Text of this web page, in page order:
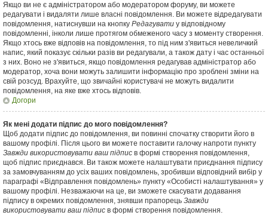
Якщо ви не є адміністратором або модератором форуму, ви можете
редагувати і видаляти лише власні повідомлення. Ви можете відредагувати
повідомлення, натиснувши на кнопку Редагувати у відповідному
повідомленні, інколи лише протягом обмеженого часу з моменту створення.
Якщо хтось вже відповів на повідомлення, то під ним з'явиться невеличкий
напис, який показує скільки разів ви редагували, а також дату і час останньої
з них. Воно не з'явиться, якщо повідомлення редагував адміністратор або
модератор, хоча вони можуть залишити інформацію про зроблені зміни на
свій розсуд. Врахуйте, що звичайні користувачі не можуть видалити
повідомлення, на яке вже хтось відповів.
Догори
Як мені додати підпис до мого повідомлення?
Щоб додати підпис до повідомлення, ви повинні спочатку створити його в
вашому профілі. Після цього ви можете поставити галочку напроти пункту
Завжди використовувати ваш підпис в формі створення повідомлення,
щоб підпис приєднався. Ви також можете налаштувати приєднання підпису
за замовчуванням до усіх ваших повідомлень, зробивши відповідний вибір у
параграфі «Відправлення повідомлень» пункту «Особисті налаштування» у
вашому профілі. Незважаючи на це, ви зможете скасувати додавання
підпису в окремих повідомлення, знявши прапорець Завжди
використовувати ваш підпис в формі створення повідомлення.